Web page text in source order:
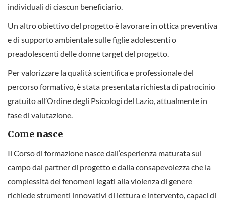
individuali di ciascun beneficiario.
Un altro obiettivo del progetto è lavorare in ottica preventiva
e di supporto ambientale sulle figlie adolescenti o
preadolescenti delle donne target del progetto.
Per valorizzare la qualità scientifica e professionale del
percorso formativo, è stata presentata richiesta di patrocinio
gratuito all’Ordine degli Psicologi del Lazio, attualmente in
fase di valutazione.
Come nasce
Il Corso di formazione nasce dall’esperienza maturata sul
campo dai partner di progetto e dalla consapevolezza che la
complessità dei fenomeni legati alla violenza di genere
richiede strumenti innovativi di lettura e intervento, capaci di